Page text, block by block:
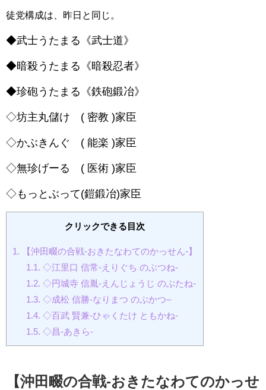
徒党構成は、昨日と同じ。
◆武士うたまる《武士道》
◆暗殺うたまる《暗殺忍者》
◆珍砲うたまる《鉄砲鍛冶》
◇坊主丸儲け ( 密教 )家臣
◇かぶきんぐ ( 能楽 )家臣
◇無珍げーる ( 医術 )家臣
◇もっとぶって(鎧鍛冶)家臣
クリックできる目次
1. 【沖田畷の合戦-おきたなわてのかっせん-】
1.1. ◇江里口 信常-えりぐち のぶつね-
1.2. ◇円城寺 信胤-えんじょうじ のぶたね-
1.3. ◇成松 信勝-なりまつ のぶかつ–
1.4. ◇百武 賢兼-ひゃくたけ ともかね-
1.5. ◇昌-あきら-
【沖田畷の合戦-おきたなわてのかっせ